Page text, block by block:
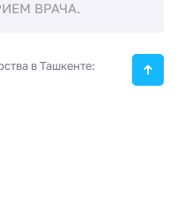
ВРАЧА.
в Ташкенте: